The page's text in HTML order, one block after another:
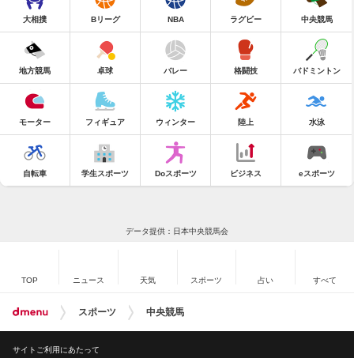
大相撲 Bリーグ NBA ラグビー 中央競馬
地方競馬 卓球 バレー 格闘技 バドミントン
モーター フィギュア ウィンター 陸上 水泳
自転車 学生スポーツ Doスポーツ ビジネス eスポーツ
データ提供：日本中央競馬会
TOP ニュース 天気 スポーツ 占い すべて
スポーツ 中央競馬
サイトご利用にあたって